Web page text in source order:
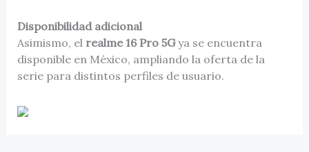
Disponibilidad adicional
Asimismo, el realme 16 Pro 5Gya se encuentra
disponible en México, ampliando la oferta de la
serie para distintos perfiles de usuario.